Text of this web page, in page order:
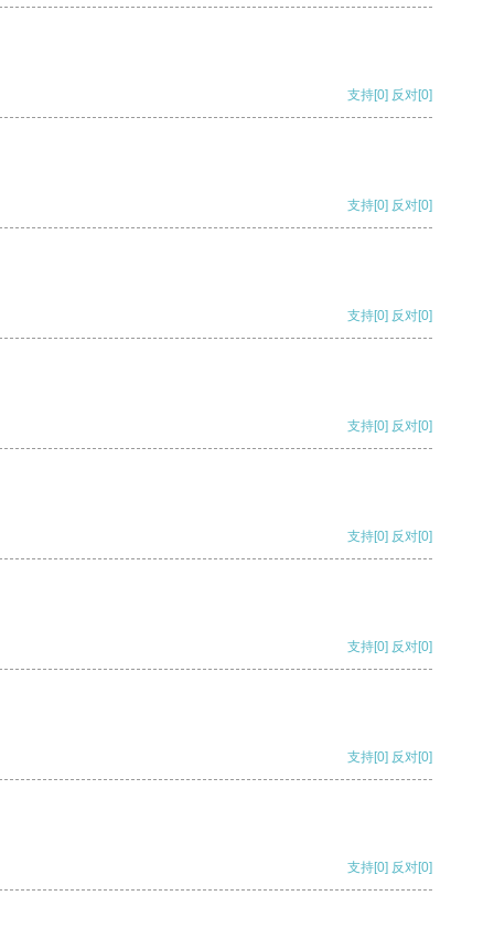
支持[0] 反对[0]
支持[0] 反对[0]
支持[0] 反对[0]
支持[0] 反对[0]
支持[0] 反对[0]
支持[0] 反对[0]
支持[0] 反对[0]
支持[0] 反对[0]